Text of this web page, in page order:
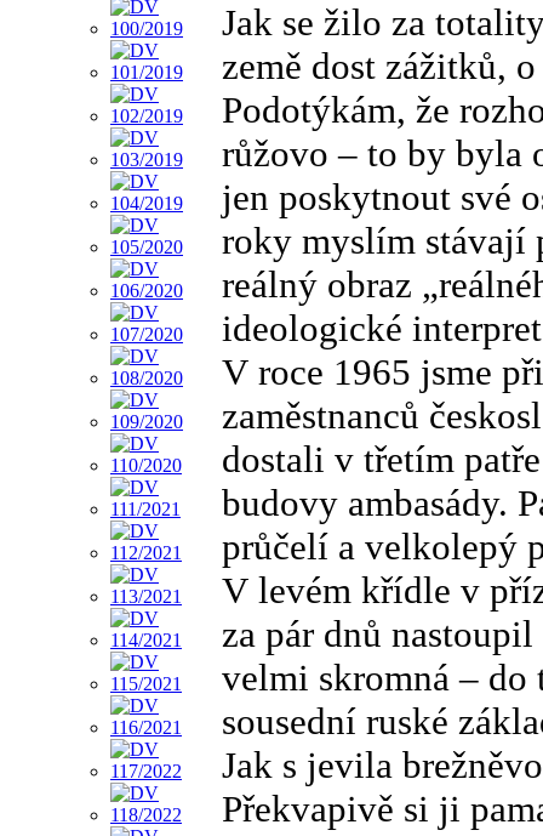
Jak se žilo za
země dost zážitků,
Podotýkám, že
růžovo – to by byla
jen poskytnout své
roky myslím stávají
reálný obraz
ideologické
V roce 1965 jsme
zaměstnanců
dostali v třetím
budovy ambasády.
průčelí a velkolepý
V levém křídle v
za pár dnů
velmi skromná –
sousední ruské
Jak s jevila
Překvapivě si ji